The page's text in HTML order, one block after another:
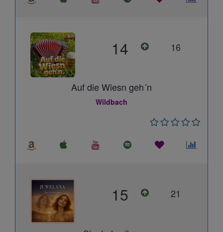
14 16
Auf die Wiesn geh´n
Wildbach
15 21